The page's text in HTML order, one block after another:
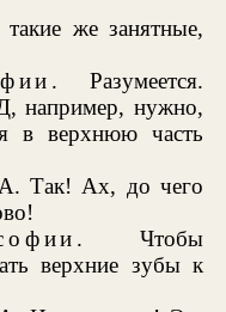
же занятные,
. Разумеется.
например, нужно,
в верхнюю часть
Так! Ах, до чего
. Чтобы
верхние зубы к